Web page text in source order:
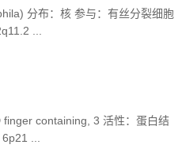
分布：核 参与：有丝分裂细胞
...
containing, 3 活性：蛋白结
...